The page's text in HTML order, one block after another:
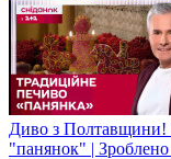
Диво з Полтавщини!
"панянок" | Зроблено